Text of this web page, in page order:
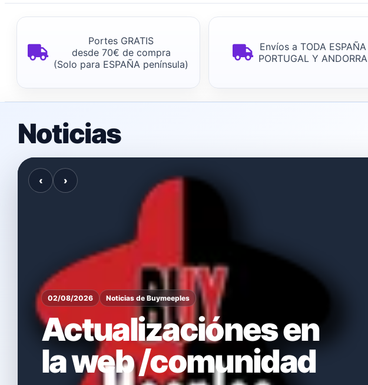
¡Ya en
stock!
Portes GRATIS
desde 70€ de compra
(Solo para ESPAÑA península)
Envíos a TODA ESPAÑA
PORTUGAL Y ANDORRA
Noticias
02/08/2026 Noticias de Buymeeples
Actualizaciónes en
la web /comunidad
‹ ›
Noticia 1 de 10